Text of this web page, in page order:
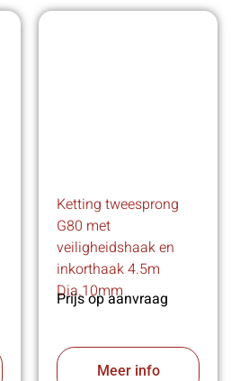
Ketting tweesprong
G80 met
veiligheidshaak en
inkorthaak 4.5m
Dia.10mm
Prijs op aanvraag
Meer info